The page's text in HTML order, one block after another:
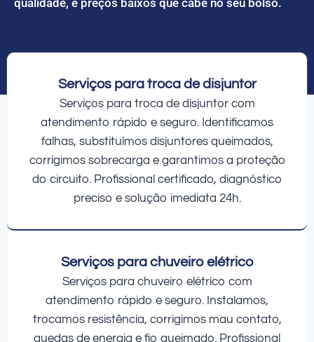
Serviços para troca de disjuntor
Serviços para troca de disjuntor com
atendimento rápido e seguro. Identificamos
falhas, substituímos disjuntores queimados,
corrigimos sobrecarga e garantimos a proteção
do circuito. Profissional certificado, diagnóstico
preciso e solução imediata 24h.
Serviços para chuveiro elétrico
Serviços para chuveiro elétrico com
atendimento rápido e seguro. Instalamos,
trocamos resistência, corrigimos mau contato,
quedas de energia e fio queimado. Profissional